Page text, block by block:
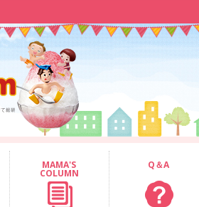
MAMA'S
COLUMN
Q＆A